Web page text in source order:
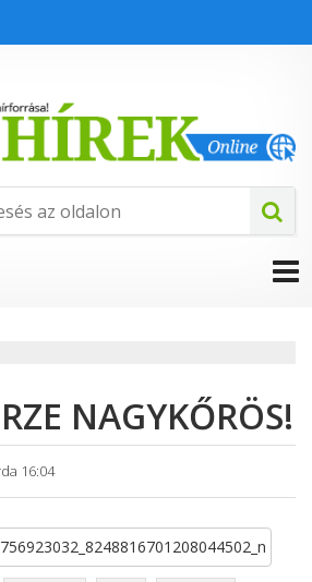
NAGYKŐRÖS!
16:04